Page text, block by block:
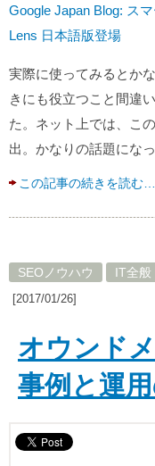
Google Japan Blog: ス
Lens 日本語版登場
実際に使ってみるとか
きにも役立つこと間違
た。ネット上では、こ
出。かなりの話題になっ
この記事の続きを読む…
SEOノウハウ IT全般
[2017/01/26]
オウンド
事例と運